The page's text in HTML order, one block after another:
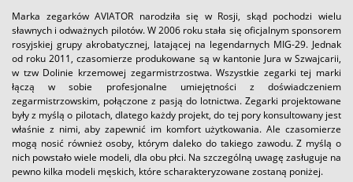
Marka zegarków AVIATOR narodziła się w Rosji, skąd pochodzi wielu
sławnych i odważnych pilotów. W 2006 roku stała się oficjalnym sponsorem
rosyjskiej grupy akrobatycznej, latającej na legendarnych MIG-29. Jednak
od roku 2011, czasomierze produkowane są w kantonie Jura w Szwajcarii,
w tzw Dolinie krzemowej zegarmistrzostwa. Wszystkie zegarki tej marki
łączą w sobie profesjonalne umiejętności z doświadczeniem
zegarmistrzowskim, połączone z pasją do lotnictwa. Zegarki projektowane
były z myślą o pilotach, dlatego każdy projekt, do tej pory konsultowany jest
właśnie z nimi, aby zapewnić im komfort użytkowania. Ale czasomierze
mogą nosić również osoby, którym daleko do takiego zawodu. Z myślą o
nich powstało wiele modeli, dla obu płci. Na szczególną uwagę zasługuje na
pewno kilka modeli męskich, które scharakteryzowane zostaną poniżej.